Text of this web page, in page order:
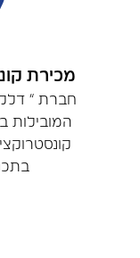
מכירת
חברת “
המובילות